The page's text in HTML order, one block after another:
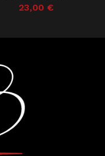
23,00 €